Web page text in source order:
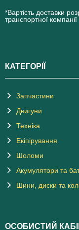
*Вартість доставки
транспортної компанії
КАТЕГОРІЇ
Запчастини
Двигуни
Техніка
Екіпірування
Шоломи
Акумулятори та
Шини, диски та
ОСОБИСТИЙ